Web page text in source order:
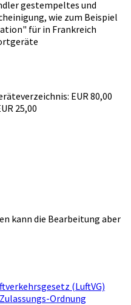
gestempeltes und
wie zum Beispiel
für in Frankreich
EUR 80,00
25,00
kann die Bearbeitung aber
(LuftVG)
Ordnung